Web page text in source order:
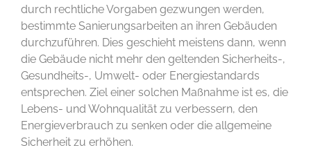
durch rechtliche Vorgaben gezwungen werden,
bestimmte Sanierungsarbeiten an ihren Gebäuden
durchzuführen. Dies geschieht meistens dann, wenn
die Gebäude nicht mehr den geltenden Sicherheits-,
Gesundheits-, Umwelt- oder Energiestandards
entsprechen. Ziel einer solchen Maßnahme ist es, die
Lebens- und Wohnqualität zu verbessern, den
Energieverbrauch zu senken oder die allgemeine
Sicherheit zu erhöhen.